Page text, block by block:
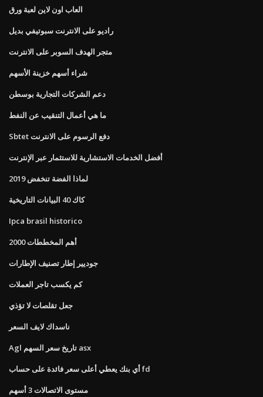
العاب اون لاين لعبة ورق
راديو على الانترنت سبوتيفي بديل
متجر الهدف السوبر على الانترنت
شراء أسهم خزينة الأسهم
دعم الشركات التجارية بوسطن
ما هي أعمال التنقيب عن النفط
Sbtet دفع الرسوم على الانترنت
أفضل الخدمات الاستشارية للاستثمار عبر الإنترنت
لماذا الفضة تنخفض 2019
كاك 40 البيانات التاريخية
Ipca brasil historico
أهم المخططات 2000
جوديير إطار تصنيف الإطارات
كم يكسب تاجر العملات
جعل تقلصات لا تؤذي
ناسداك لايف السعر
Agl تاريخ سعر السهم asx
أي بنك يعطي أعلى سعر فائدة على حساب fd
مستوى الاتصالات 3 أسهم